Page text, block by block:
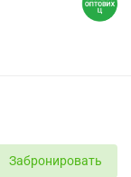
Забронировать